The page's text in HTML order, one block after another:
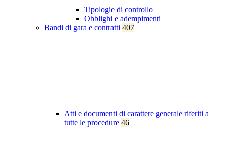
Tipologie di controllo
Obblighi e adempimenti
Bandi di gara e contratti 407
Atti e documenti di carattere generale riferiti a
tutte le procedure 46